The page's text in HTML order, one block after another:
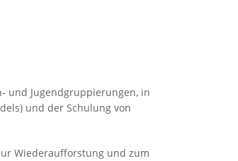
und Jugendgruppierungen, in
und der Schulung von
Wiederaufforstung und zum